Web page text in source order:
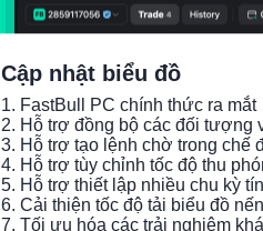
Cập nhật biểu đồ
1. FastBull PC chính thức ra mắt
2. Hỗ trợ đồng bộ các đối tượng
3. Hỗ trợ tạo lệnh chờ trong chế
4. Hỗ trợ tùy chỉnh tốc độ thu
5. Hỗ trợ thiết lập nhiều chu kỳ
6. Cải thiện tốc độ tải biểu đồ nến
7. Tối ưu hóa các trải nghiệm